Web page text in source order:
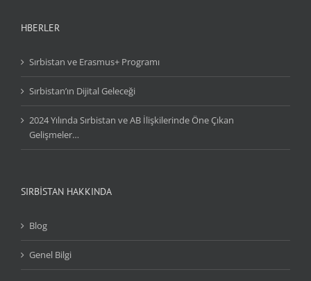
HBERLER
Sırbistan ve Erasmus+ Programı
Sırbistan’ın Dijital Geleceği
2024 Yılında Sırbistan ve AB İlişkilerinde Öne Çıkan
Gelişmeler…
SIRBİSTAN HAKKINDA
Blog
Genel Bilgi